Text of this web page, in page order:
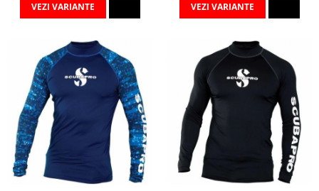
VEZI VARIANTE VEZI VARIANTE